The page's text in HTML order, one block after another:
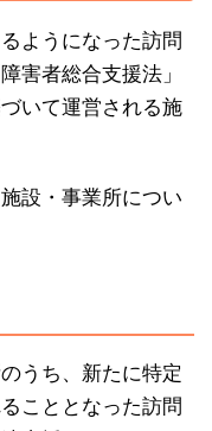
ようになった訪問
害者総合支援法」
いて運営される施
設・事業所につい
うち、新たに特定
こととなった訪問